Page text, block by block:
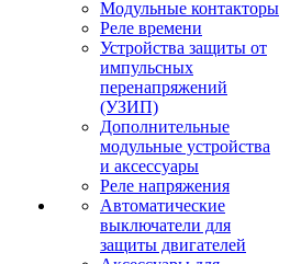
Модульные контакторы
Реле времени
Устройства защиты от
импульсных
перенапряжений
(УЗИП)
Дополнительные
модульные устройства
и аксессуары
Реле напряжения
Автоматические
выключатели для
защиты двигателей